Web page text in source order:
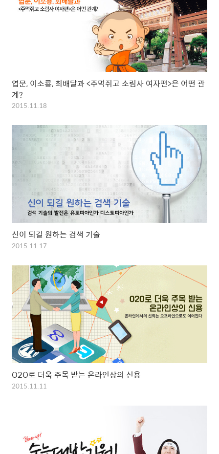
엽문, 이소룡, 최배달과 <주먹쥐고 소림사 여자편>은 어떤 관
계?
2015.11.18
신이 되길 원하는 검색 기술
2015.11.17
O2O로 더욱 주목 받는 온라인상의 신용
2015.11.11